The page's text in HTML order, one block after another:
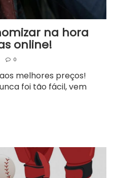
na hora
online!
0
melhores preços!
foi tão fácil, vem